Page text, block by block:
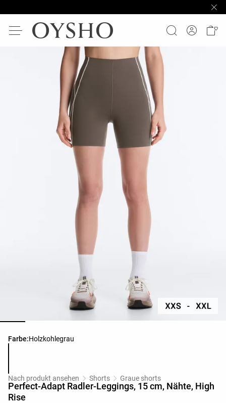
Farbe:Holzkohlegrau
Produktfarbliste
Nach produkt ansehen Shorts Graue shorts
Perfect-Adapt Radler-Leggings, 15 cm, Nähte, High
Rise